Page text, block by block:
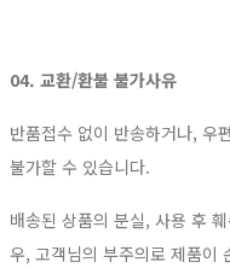
04. 교환/환불 불가사유
반품접수 없이 반송하거나, 우
불가할 수 있습니다.
배송된 상품의 분실, 사용 후
우, 고객님의 부주의로 제품이